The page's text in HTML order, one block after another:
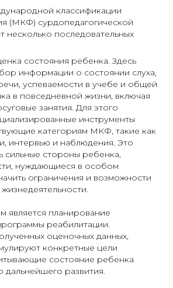
классификации
(МКФ) сурдопедагогической
несколько последовательных
состояния ребенка. Здесь
информации о состоянии слуха,
успеваемости в учебе и общей
в повседневной жизни, включая
занятия. Для этого
инструменты
категориям МКФ, такие как
интервью и наблюдения. Это
сильные стороны ребенка,
нуждающиеся в особом
ограничения и возможности
является планирование
реабилитации.
оценочных данных,
конкретные цели
состояние ребенка
дальнейшего развития.